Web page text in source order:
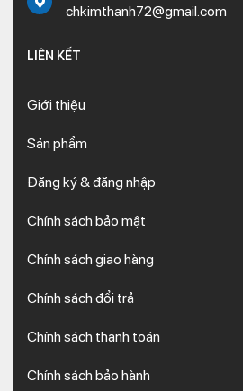
chkimthanh72@gmail.com
LIÊN KẾT
Giới thiệu
Sản phẩm
Đăng ký & đăng nhập
Chính sách bảo mật
Chính sách giao hàng
Chính sách đổi trả
Chính sách thanh toán
Chính sách bảo hành